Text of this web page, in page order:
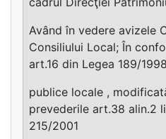
Având în vedere avizele
Consiliului Local; În
art.16 din Legea 189/
publice locale ,
prevederile art.38 alin.2
215/2001